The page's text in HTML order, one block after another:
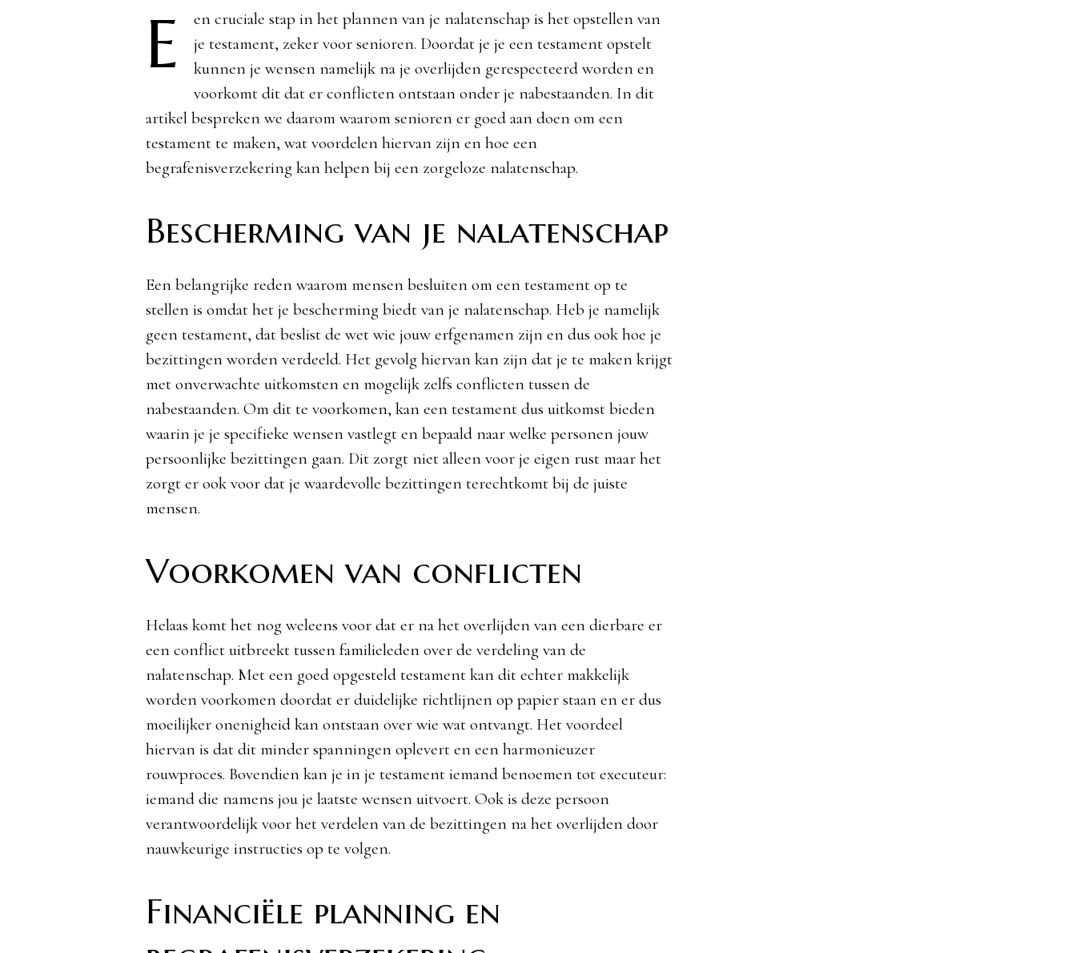
E
en cruciale stap in het plannen van je nalatenschap is het opstellen van
je testament, zeker voor senioren. Doordat je je een testament opstelt
kunnen je wensen namelijk na je overlijden gerespecteerd worden en
voorkomt dit dat er conflicten ontstaan onder je nabestaanden. In dit
artikel bespreken we daarom waarom senioren er goed aan doen om een
testament te maken, wat voordelen hiervan zijn en hoe een
begrafenisverzekering kan helpen bij een zorgeloze nalatenschap.
Bescherming van je nalatenschap
Een belangrijke reden waarom mensen besluiten om een testament op te
stellen is omdat het je bescherming biedt van je nalatenschap. Heb je namelijk
geen testament, dat beslist de wet wie jouw erfgenamen zijn en dus ook hoe je
bezittingen worden verdeeld. Het gevolg hiervan kan zijn dat je te maken krijgt
met onverwachte uitkomsten en mogelijk zelfs conflicten tussen de
nabestaanden. Om dit te voorkomen, kan een testament dus uitkomst bieden
waarin je je specifieke wensen vastlegt en bepaald naar welke personen jouw
persoonlijke bezittingen gaan. Dit zorgt niet alleen voor je eigen rust maar het
zorgt er ook voor dat je waardevolle bezittingen terechtkomt bij de juiste
mensen.
Voorkomen van conflicten
Helaas komt het nog weleens voor dat er na het overlijden van een dierbare er
een conflict uitbreekt tussen familieleden over de verdeling van de
nalatenschap. Met een goed opgesteld testament kan dit echter makkelijk
worden voorkomen doordat er duidelijke richtlijnen op papier staan en er dus
moeilijker onenigheid kan ontstaan over wie wat ontvangt. Het voordeel
hiervan is dat dit minder spanningen oplevert en een harmonieuzer
rouwproces. Bovendien kan je in je testament iemand benoemen tot executeur:
iemand die namens jou je laatste wensen uitvoert. Ook is deze persoon
verantwoordelijk voor het verdelen van de bezittingen na het overlijden door
nauwkeurige instructies op te volgen.
Financiële planning en